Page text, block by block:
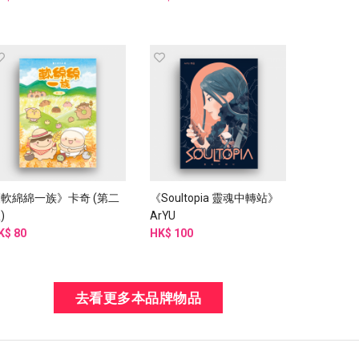
軟綿綿一族》卡奇 (第二
80
《Soultopia 靈魂中轉站》
ArYU
HK$ 100
去看更多本品牌物品